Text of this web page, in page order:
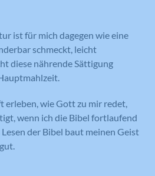
ist für mich dagegen wie eine
schmeckt, leicht
diese nährende Sättigung
wie Gott zu mir redet,
wenn ich die Bibel fortlaufend
der Bibel baut meinen Geist